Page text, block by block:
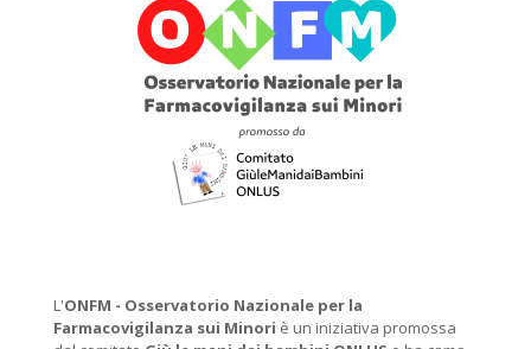
L'ONFM - Osservatorio Nazionale per la
Farmacovigilanza sui Minori è un iniziativa promossa